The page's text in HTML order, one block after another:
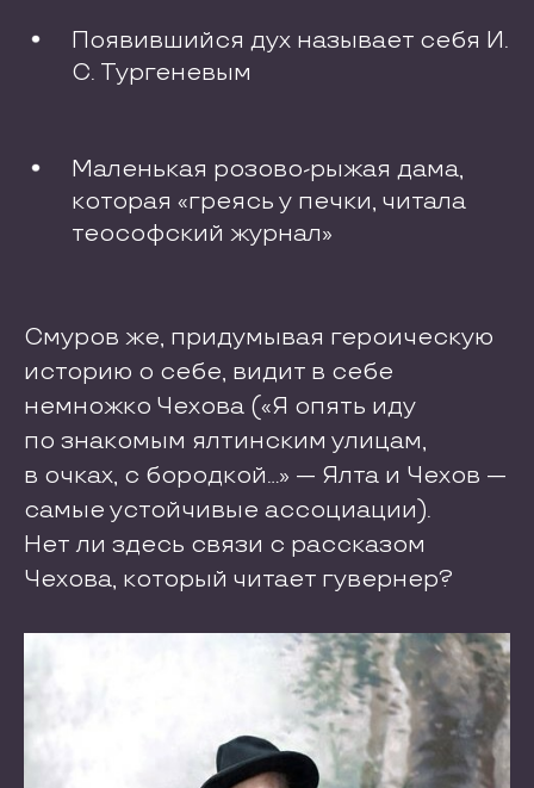
Появившийся дух называет себя И.
С. Тургеневым
Маленькая розово-рыжая дама,
которая «греясь у печки, читала
теософский журнал»
Смуров же, придумывая героическую
историю о себе, видит в себе
немножко Чехова («Я опять иду
по знакомым ялтинским улицам,
в очках, с бородкой…» — Ялта и Чехов —
самые устойчивые ассоциации).
Нет ли здесь связи с рассказом
Чехова, который читает гувернер?